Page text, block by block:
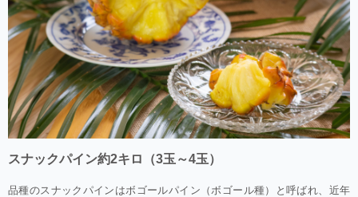
スナックパイン約2キロ（3玉～4玉）
品種のスナックパインはボゴールパイン（ボゴール種）と呼ばれ、近年